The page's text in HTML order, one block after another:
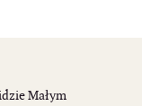
Małym